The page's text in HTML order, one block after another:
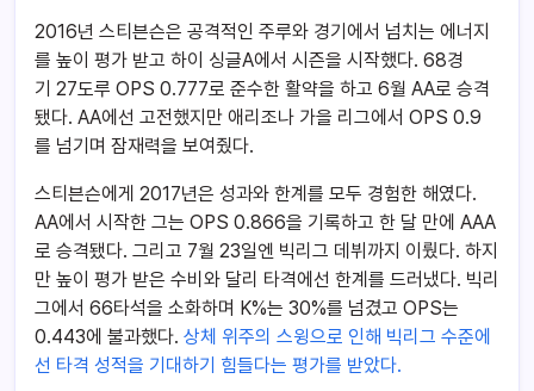
2016년 스티븐슨은 공격적인 주루와 경기에서 넘치는 에너지
를 높이 평가 받고 하이 싱글A에서 시즌을 시작했다. 68경
기 27도루 OPS 0.777로 준수한 활약을 하고 6월 AA로 승격
됐다. AA에선 고전했지만 애리조나 가을 리그에서 OPS 0.9
를 넘기며 잠재력을 보여줬다.
스티븐슨에게 2017년은 성과와 한계를 모두 경험한 해였다.
AA에서 시작한 그는 OPS 0.866을 기록하고 한 달 만에 AAA
로 승격됐다. 그리고 7월 23일엔 빅리그 데뷔까지 이뤘다. 하지
만 높이 평가 받은 수비와 달리 타격에선 한계를 드러냈다. 빅리
그에서 66타석을 소화하며 K%는 30%를 넘겼고 OPS는
0.443에 불과했다. 상체 위주의 스윙으로 인해 빅리그 수준에
선 타격 성적을 기대하기 힘들다는 평가를 받았다.